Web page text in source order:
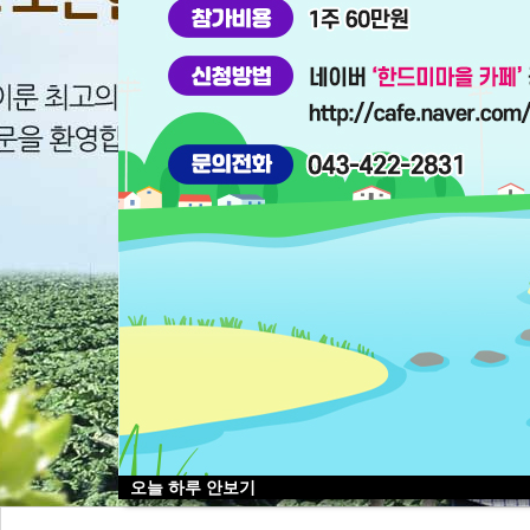
오늘 하루 안보기